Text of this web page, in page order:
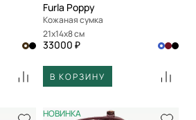
Furla Poppy
Кожаная сумка
21x14x8 см
33000 ₽
В КОРЗИНУ
НОВИНКА